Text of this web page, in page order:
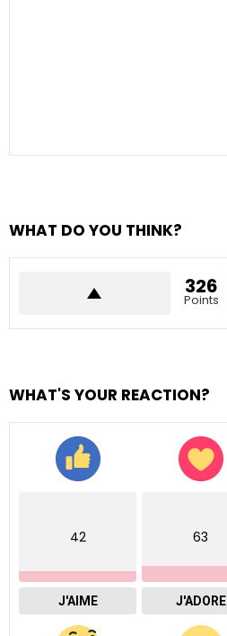
WHAT DO YOU THINK?
326
Points
WHAT'S YOUR REACTION?
42
J'AIME
63
J'ADORE